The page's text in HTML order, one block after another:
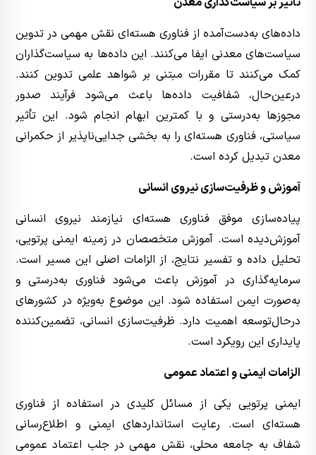
داده‌های به‌دست‌آمده از فناوری هسته‌ای نقش مهمی در تدوین
سیاست‌های معدنی ایفا می‌کنند. این داده‌ها به سیاست‌گذاران
کمک می‌کنند تا مقررات مبتنی بر شواهد علمی تدوین کنند.
درعین‌حال، شفافیت داده‌ها باعث می‌شود فرآیند صدور
مجوزها به‌درستی و با کمترین ابهام انجام شود. این تأثیر
سیاستی، فناوری هسته‌ای را به بخشی جدایی‌ناپذیر از حکمرانی
معدن تبدیل کرده است.
آموزش و ظرفیت‌سازی نیروی انسانی
پیاده‌سازی موفق فناوری هسته‌ای نیازمند نیروی انسانی
آموزش‌دیده است. آموزش متخصصان در زمینه ایمنی پرتویی،
تحلیل داده و تفسیر نتایج، از الزامات اصلی این مسیر است.
سرمایه‌گذاری در آموزش باعث می‌شود فناوری به‌درستی و
به‌صورت ایمن استفاده شود. این موضوع به‌ویژه در کشورهای
درحال‌توسعه اهمیت دارد. ظرفیت‌سازی انسانی، تضمین‌کننده
پایداری این رویکرد است.
الزامات ایمنی و اعتماد عمومی
ایمنی پرتویی یکی از مسائل کلیدی در استفاده از فناوری
هسته‌ای است. رعایت استانداردهای ایمنی و اطلاع‌رسانی
شفاف به جامعه محلی، نقش مهمی در جلب اعتماد عمومی